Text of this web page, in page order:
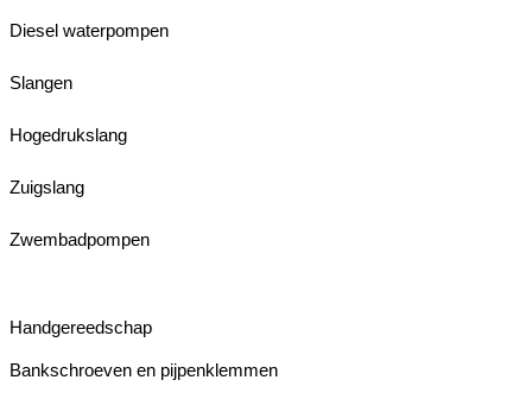
Diesel waterpompen
Slangen
Hogedrukslang
Zuigslang
Zwembadpompen
Handgereedschap
Bankschroeven en pijpenklemmen